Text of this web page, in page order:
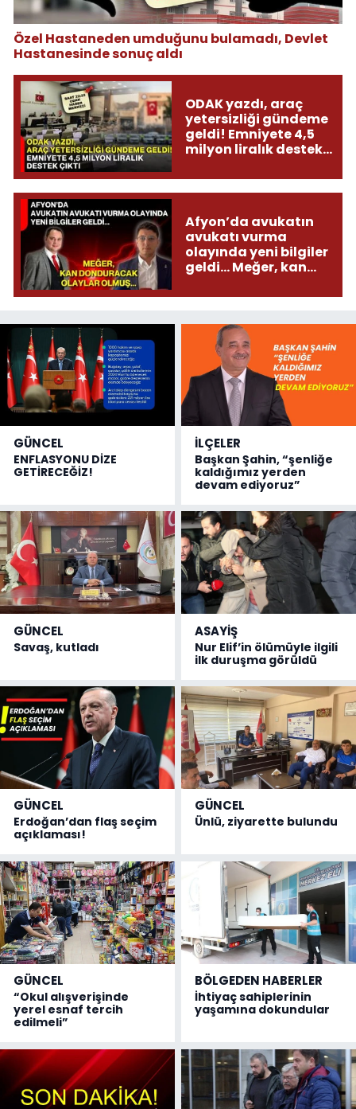
Özel Hastaneden umduğunu bulamadı, Devlet
Hastanesinde sonuç aldı
ODAK yazdı, araç
yetersizliği gündeme
geldi! Emniyete 4,5
milyon liralık destek
Afyon’da avukatın
avukatı vurma
olayında yeni bilgiler
geldi... Meğer, kan
olmuş...
GÜNCEL
ENFLASYONU DİZE
GETİRECEĞİZ!
İLÇELER
Başkan Şahin, “şenliğe
kaldığımız yerden
devam ediyoruz”
GÜNCEL
Savaş, kutladı
ASAYİŞ
Nur Elif’in ölümüyle ilgili
ilk duruşma görüldü
GÜNCEL
Erdoğan’dan flaş seçim
açıklaması!
GÜNCEL
Ünlü, ziyarette bulundu
GÜNCEL
“Okul alışverişinde
yerel esnaf tercih
edilmeli”
BÖLGEDEN HABERLER
İhtiyaç sahiplerinin
yaşamına dokundular